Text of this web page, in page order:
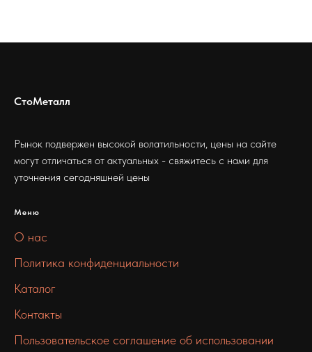
СтоМеталл
Рынок подвержен высокой волатильности, цены на сайте
могут отличаться от актуальных - свяжитесь с нами для
уточнения сегодняшней цены
Меню
О нас
Политика конфиденциальности
Каталог
Контакты
Пользовательское соглашение об использовании